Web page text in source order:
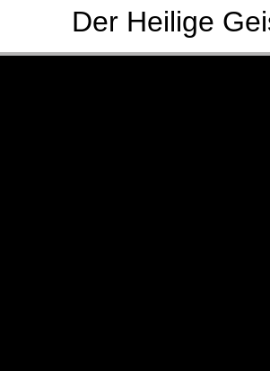
Der Heilige